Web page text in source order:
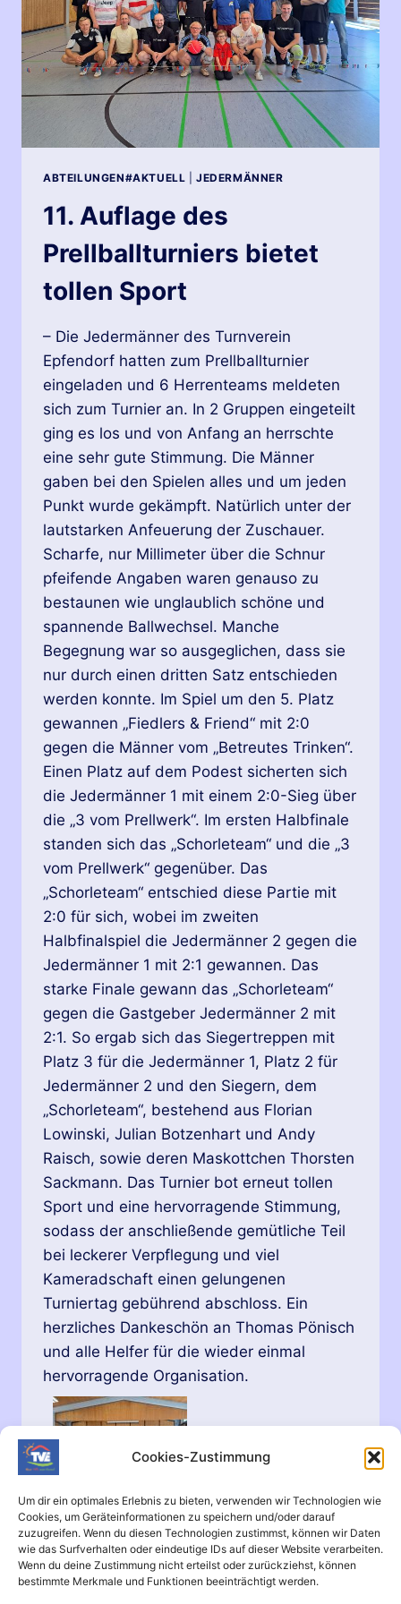
Cookies-Zustimmung
Um dir ein optimales Erlebnis zu bieten, verwenden wir Technologien wie
Cookies, um Geräteinformationen zu speichern und/oder darauf
zuzugreifen. Wenn du diesen Technologien zustimmst, können wir Daten
wie das Surfverhalten oder eindeutige IDs auf dieser Website verarbeiten.
Wenn du deine Zustimmung nicht erteilst oder zurückziehst, können
bestimmte Merkmale und Funktionen beeinträchtigt werden.
ABTEILUNGEN#AKTUELL |JEDERMÄNNER
11. Auflage des
Prellballturniers bietet
tollen Sport
– Die Jedermänner des Turnverein
Epfendorf hatten zum Prellballturnier
eingeladen und 6 Herrenteams meldeten
sich zum Turnier an. In 2 Gruppen eingeteilt
ging es los und von Anfang an herrschte
eine sehr gute Stimmung. Die Männer
gaben bei den Spielen alles und um jeden
Punkt wurde gekämpft. Natürlich unter der
lautstarken Anfeuerung der Zuschauer.
Scharfe, nur Millimeter über die Schnur
pfeifende Angaben waren genauso zu
bestaunen wie unglaublich schöne und
spannende Ballwechsel. Manche
Begegnung war so ausgeglichen, dass sie
nur durch einen dritten Satz entschieden
werden konnte. Im Spiel um den 5. Platz
gewannen „Fiedlers & Friend“ mit 2:0
gegen die Männer vom „Betreutes Trinken“.
Einen Platz auf dem Podest sicherten sich
die Jedermänner 1 mit einem 2:0-Sieg über
die „3 vom Prellwerk“. Im ersten Halbfinale
standen sich das „Schorleteam“ und die „3
vom Prellwerk“ gegenüber. Das
„Schorleteam“ entschied diese Partie mit
2:0 für sich, wobei im zweiten
Halbfinalspiel die Jedermänner 2 gegen die
Jedermänner 1 mit 2:1 gewannen. Das
starke Finale gewann das „Schorleteam“
gegen die Gastgeber Jedermänner 2 mit
2:1. So ergab sich das Siegertreppen mit
Platz 3 für die Jedermänner 1, Platz 2 für
Jedermänner 2 und den Siegern, dem
„Schorleteam“, bestehend aus Florian
Lowinski, Julian Botzenhart und Andy
Raisch, sowie deren Maskottchen Thorsten
Sackmann. Das Turnier bot erneut tollen
Sport und eine hervorragende Stimmung,
sodass der anschließende gemütliche Teil
bei leckerer Verpflegung und viel
Kameradschaft einen gelungenen
Turniertag gebührend abschloss. Ein
herzliches Dankeschön an Thomas Pönisch
und alle Helfer für die wieder einmal
hervorragende Organisation.
WEITERLESEN11.